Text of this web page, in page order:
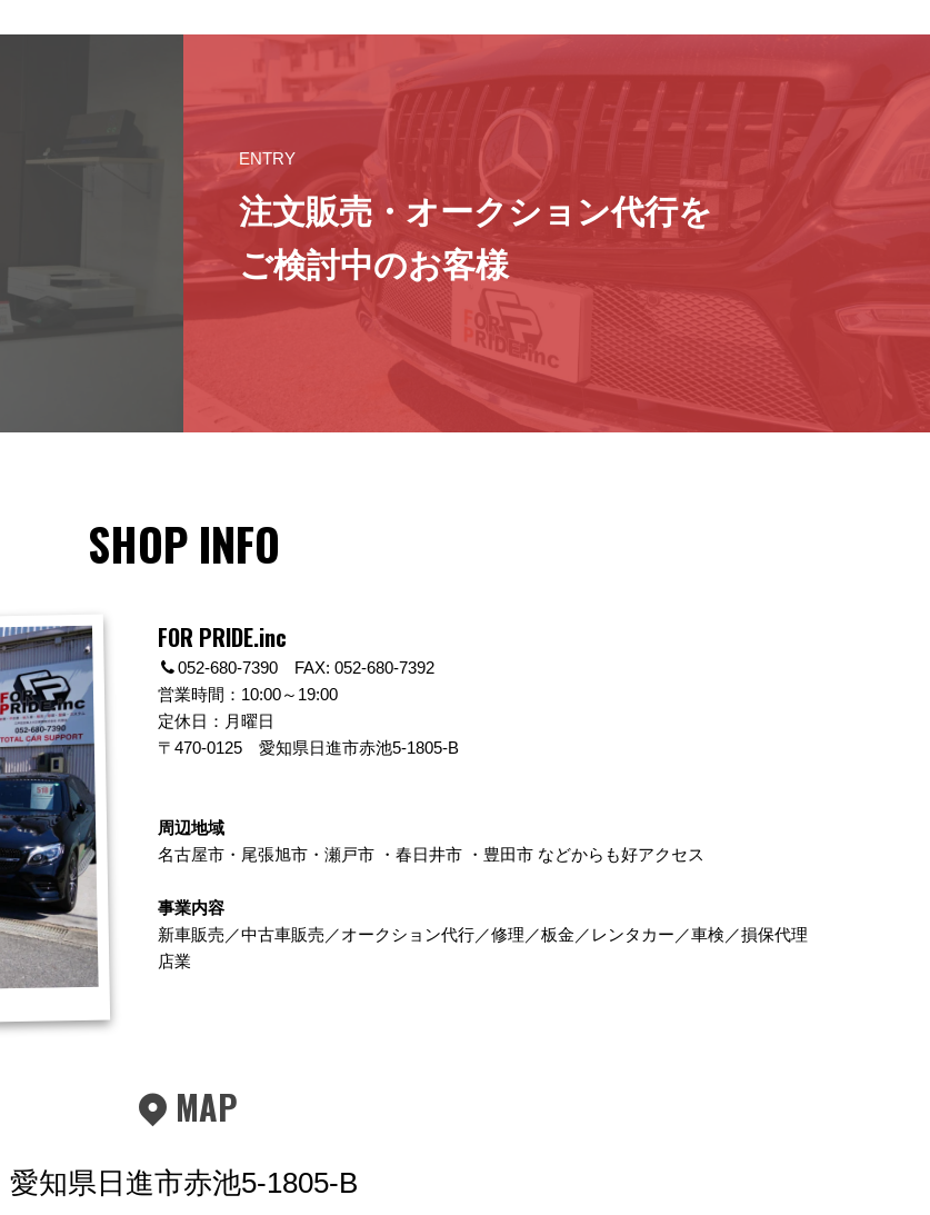
ENTRY
注文販売・オークション代行を
ご検討中のお客様
SHOP INFO
FOR PRIDE.inc
052-680-7390 FAX: 052-680-7392
営業時間：10:00～19:00
定休日：月曜日
〒470-0125 愛知県日進市赤池5-1805-B
周辺地域
名古屋市・ 尾張旭市・ 瀬戸市・ 春日井市・ 豊田市などからも好アクセス
事業内容
新車販売／中古車販売／オークション代行／修理／板金／レンタカー／車検／損保代理
店業
MAP
愛知県日進市赤池5-1805-B